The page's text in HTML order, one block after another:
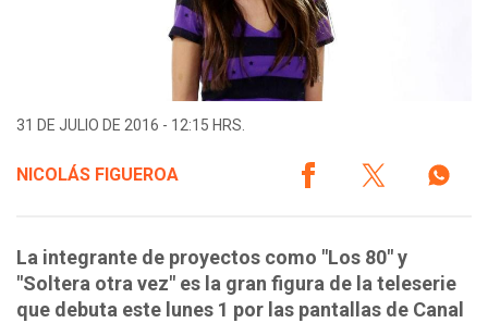
31 DE JULIO DE 2016 - 12:15 HRS.
NICOLÁS FIGUEROA
La integrante de proyectos como "Los 80" y
"Soltera otra vez" es la gran figura de la teleserie
que debuta este lunes 1 por las pantallas de Canal